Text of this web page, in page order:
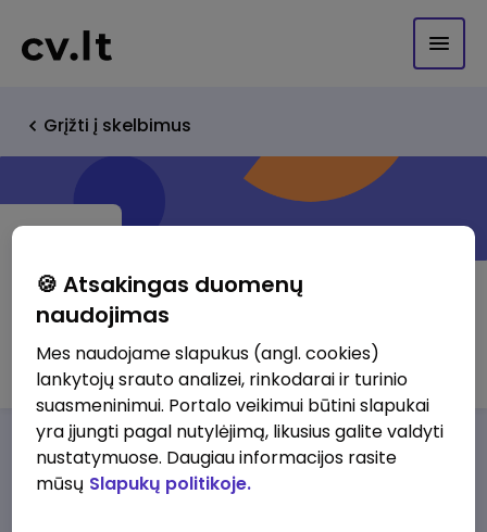
Grįžti į skelbimus
UAB Virtuali knyga
Darbo pasiūlymaiApie musPrivalumai
🍪 Atsakingas duomenų
naudojimas
Mes naudojame slapukus (angl. cookies)
lankytojų srauto analizei, rinkodarai ir turinio
suasmeninimui. Portalo veikimui būtini slapukai
yra įjungti pagal nutylėjimą, likusius galite valdyti
nustatymuose. Daugiau informacijos rasite
mūsų Slapukų politikoje.